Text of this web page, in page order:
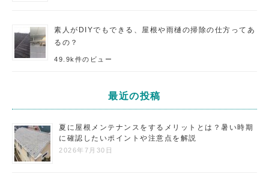
素人がDIYでもできる、屋根や雨樋の掃除の仕方ってあ
るの？
49.9k件のビュー
最近の投稿
夏に屋根メンテナンスをするメリットとは？暑い時期
に確認したいポイントや注意点を解説
2026年7月30日